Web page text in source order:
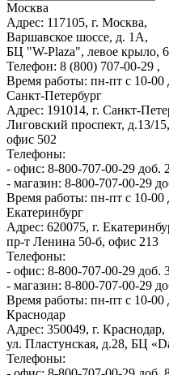
Москва
Адрес: 117105, г. Москва,
Варшавское шоссе, д. 1А,
БЦ "W-Plaza", левое крыло,
Телефон: 8 (800) 707-00-29 ,
Время работы: пн-пт с 10-00
Санкт-Петербург
Адрес: 191014, г. Санкт-
Лиговский проспект, д.13/15,
офис 502
Телефоны:
- офис: 8-800-707-00-29 доб.
- магазин: 8-800-707-00-29
Время работы: пн-пт с 10-00
Екатеринбург
Адрес: 620075, г.
пр-т Ленина 50-б, офис 213
Телефоны:
- офис: 8-800-707-00-29 доб.
- магазин: 8-800-707-00-29
Время работы: пн-пт с 10-00
Краснодар
Адрес: 350049, г. Краснодар,
ул. Пластунская, д.28, БЦ
Телефоны: